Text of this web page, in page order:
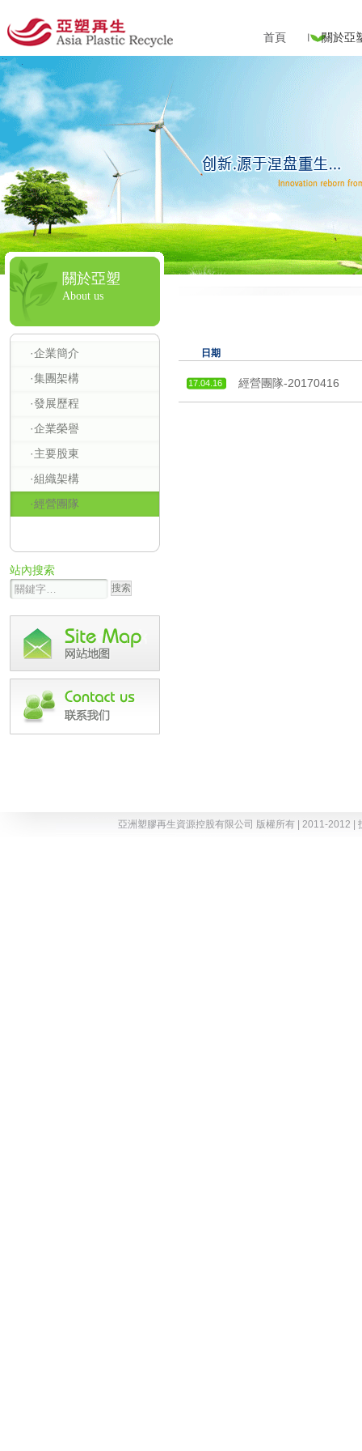
首頁 關於亞
關於亞塑
About us
·企業簡介
·集團架構
·發展歷程
·企業榮譽
·主要股東
·組織架構
·經營團隊
站內搜索
日期
17.04.16 經營團隊-20170416
亞洲塑膠再生資源控股有限公司 版權所有 | 2011-2012 |